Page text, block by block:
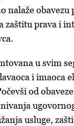
nalaže obavezu
zaštitu prava i
u svim
i imaoca
od
usluge,